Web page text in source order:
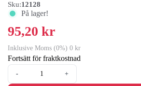
Sku:12128
På lager!
95,20 kr
Inklusive Moms (0%) 0 kr
Fortsätt för fraktkostnad
- +